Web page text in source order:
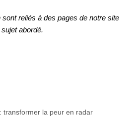
sont reliés à des pages de notre site
abordé.
transformer la peur en radar